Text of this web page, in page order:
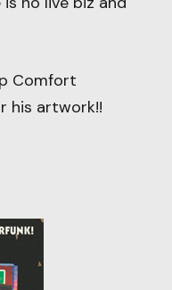
Comfort
his artwork!!